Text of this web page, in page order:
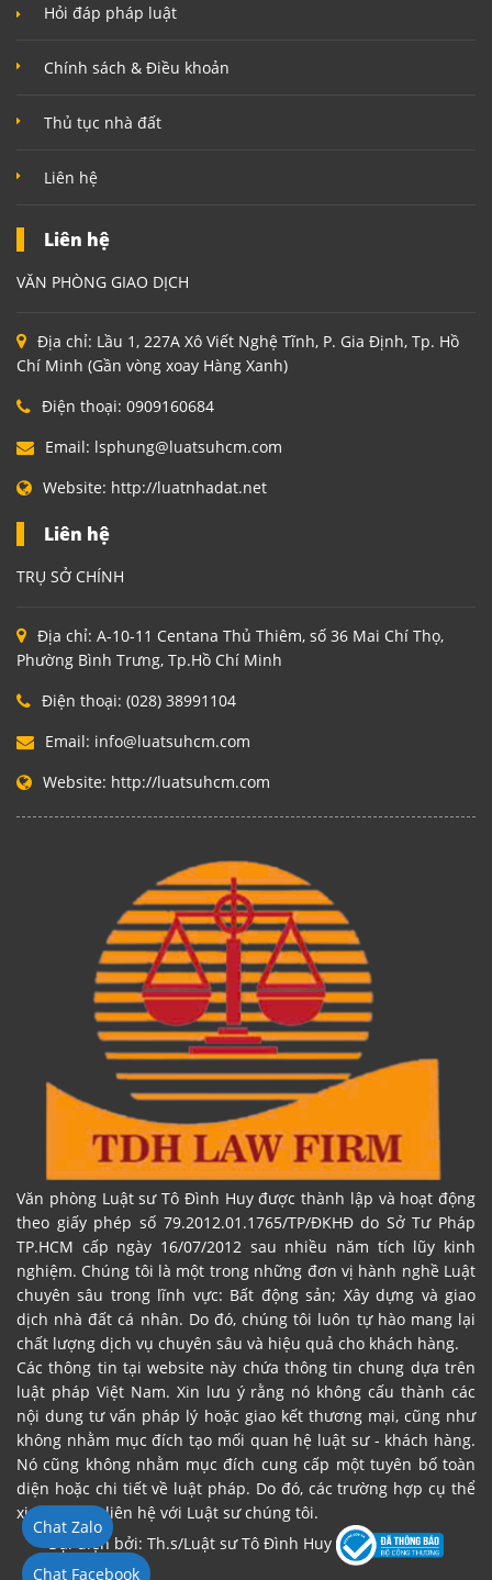
Hỏi đáp pháp luật
Chính sách & Điều khoản
Thủ tục nhà đất
Liên hệ
Liên hệ
VĂN PHÒNG GIAO DỊCH
Địa chỉ: Lầu 1, 227A Xô Viết Nghệ Tĩnh, P. Gia Định, Tp. Hồ
Chí Minh (Gần vòng xoay Hàng Xanh)
Điện thoại: 0909160684
Email: lsphung@luatsuhcm.com
Website: http://luatnhadat.net
Liên hệ
TRỤ SỞ CHÍNH
Địa chỉ: A-10-11 Centana Thủ Thiêm, số 36 Mai Chí Thọ,
Phường Bình Trưng, Tp.Hồ Chí Minh
Điện thoại: (028) 38991104
Email: info@luatsuhcm.com
Website: http://luatsuhcm.com
Văn phòng Luật sư Tô Đình Huy được thành lập và hoạt động
theo giấy phép số 79.2012.01.1765/TP/ĐKHĐ do Sở Tư Pháp
TP.HCM cấp ngày 16/07/2012 sau nhiều năm tích lũy kinh
nghiệm. Chúng tôi là một trong những đơn vị hành nghề Luật
chuyên sâu trong lĩnh vực: Bất động sản; Xây dựng và giao
dịch nhà đất cá nhân. Do đó, chúng tôi luôn tự hào mang lại
chất lượng dịch vụ chuyên sâu và hiệu quả cho khách hàng.
Các thông tin tại website này chứa thông tin chung dựa trên
luật pháp Việt Nam. Xin lưu ý rằng nó không cấu thành các
nội dung tư vấn pháp lý hoặc giao kết thương mại, cũng như
không nhằm mục đích tạo mối quan hệ luật sư - khách hàng.
Nó cũng không nhằm mục đích cung cấp một tuyên bố toàn
diện hoặc chi tiết về luật pháp. Do đó, các trường hợp cụ thể
xin vui lòng liên hệ với Luật sư chúng tôi.
Đại diện bởi: Th.s/Luật sư Tô Đình Huy
Chat Facebook
Chat Zalo